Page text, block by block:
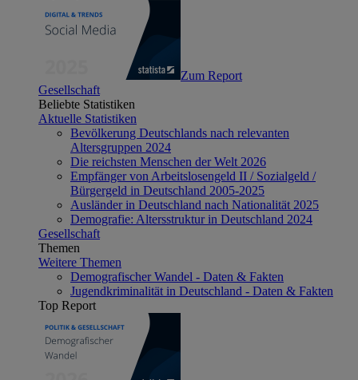
Zum Report
Gesellschaft
Beliebte Statistiken
Aktuelle Statistiken
Bevölkerung Deutschlands nach relevanten
Altersgruppen 2024
Die reichsten Menschen der Welt 2026
Empfänger von Arbeitslosengeld II / Sozialgeld /
Bürgergeld in Deutschland 2005-2025
Ausländer in Deutschland nach Nationalität 2025
Demografie: Altersstruktur in Deutschland 2024
Gesellschaft
Themen
Weitere Themen
Demografischer Wandel - Daten & Fakten
Jugendkriminalität in Deutschland - Daten & Fakten
Top Report